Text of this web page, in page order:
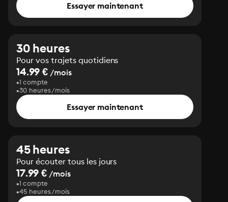
Essayer maintenant
30 heures
Pour vos trajets quotidiens
14.99 € /mois
1 compte
30 heures/mois
Essayer maintenant
45 heures
Pour écouter tous les jours
17.99 € /mois
1 compte
45 heures/mois